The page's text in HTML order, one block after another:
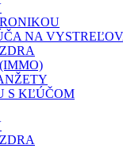
NA
S KĽÚČOM